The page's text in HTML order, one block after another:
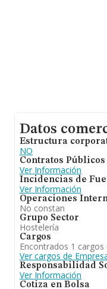
Datos
Estructura
NO
Contratos
Ver Información
Incidencias de
Ver Información
Operaciones
No constan
Grupo Sector
Hostelería
Cargos
Encontrados 1
Ver cargos de
Responsabilidad
Ver Información
Cotiza en Bolsa